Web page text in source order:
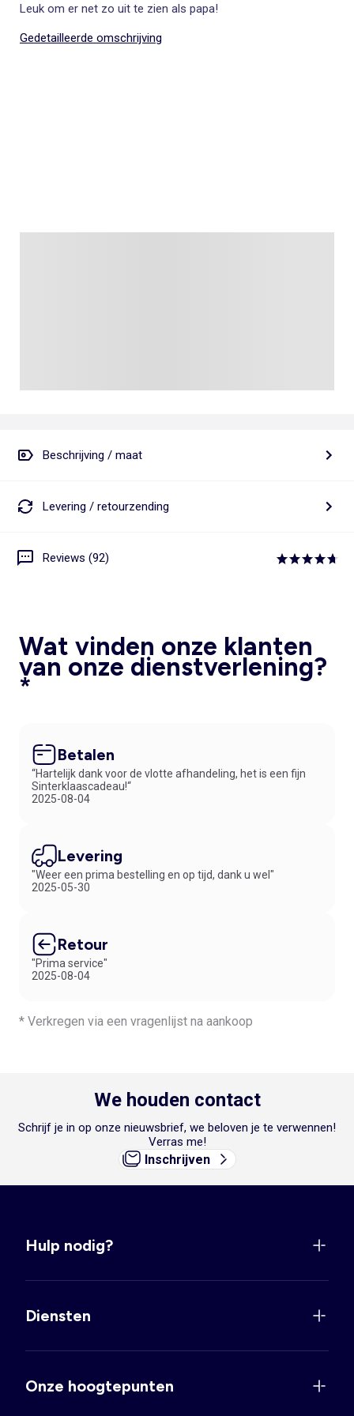
Leuk om er net zo uit te zien als papa!
Gedetailleerde omschrijving
Beschrijving / maat
Levering / retourzending
Reviews (92)
Wat vinden onze klanten
van onze dienstverlening?
*
Betalen
“Hartelijk dank voor de vlotte afhandeling, het is een fijn
Sinterklaascadeau!“
2025-08-04
Levering
"Weer een prima bestelling en op tijd, dank u wel"
2025-05-30
Retour
"Prima service"
2025-08-04
* Verkregen via een vragenlijst na aankoop
We houden contact
Schrijf je in op onze nieuwsbrief, we beloven je te verwennen!
Verras me!
Inschrijven
Hulp nodig?
Diensten
Onze hoogtepunten